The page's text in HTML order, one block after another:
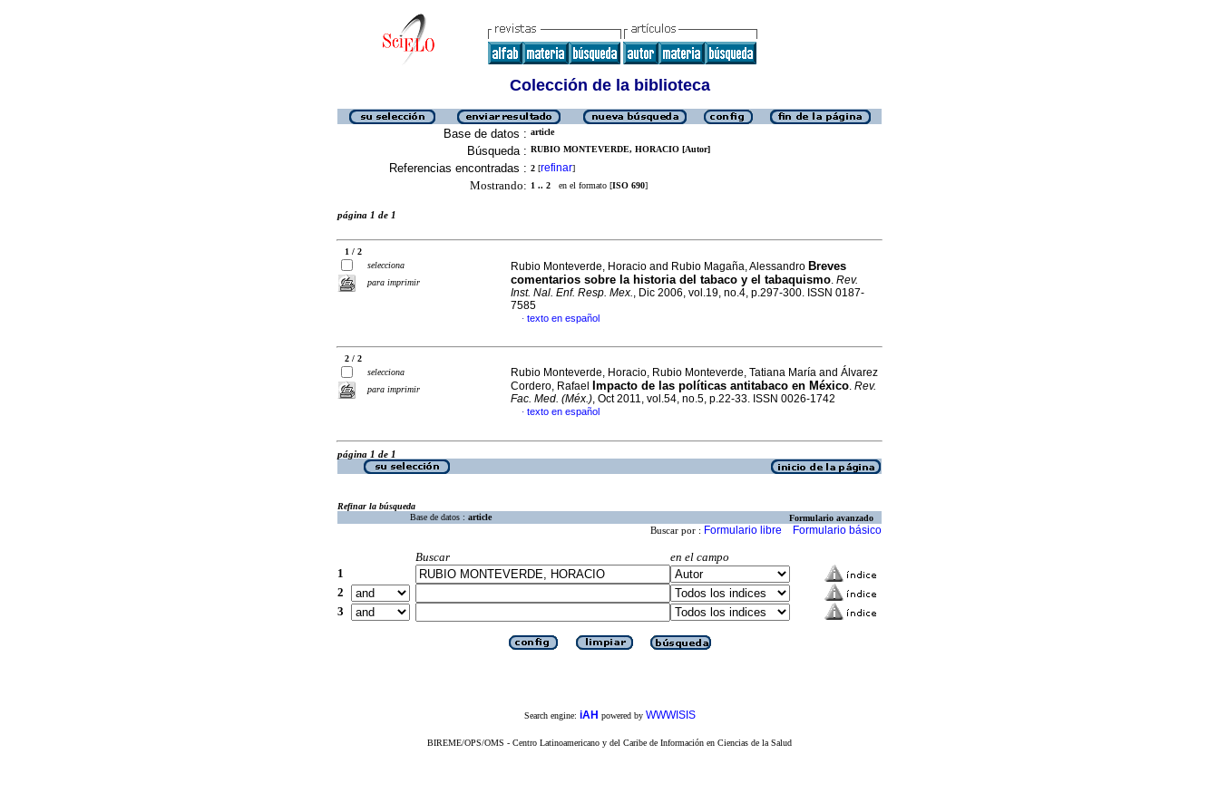
Colección de la biblioteca
Base de datos : article
Búsqueda : RUBIO MONTEVERDE, HORACIO [Autor]
Referencias encontradas : 2 [refinar]
Mostrando: 1 .. 2 en el formato [ISO 690]
página 1 de 1
1 / 2
selecciona
para imprimir
Rubio Monteverde, Horacio and Rubio Magaña, Alessandro Breves
comentarios sobre la historia del tabaco y el tabaquismo. Rev.
Inst. Nal. Enf. Resp. Mex., Dic 2006, vol.19, no.4, p.297-300. ISSN 0187-
7585
· texto en español
2 / 2
selecciona
para imprimir
Rubio Monteverde, Horacio, Rubio Monteverde, Tatiana María and Álvarez
Cordero, Rafael
Impacto de las políticas antitabaco en México. Rev.
Fac. Med. (Méx.), Oct 2011, vol.54, no.5, p.22-33. ISSN 0026-1742
· texto en español
página 1 de 1
Refinar la búsqueda
Base de datos : article Formulario avanzado
Buscar por : Formulario libre Formulario básico
Buscar
en el campo
1
2
3
Search engine: iAH powered by WWWISIS
BIREME/OPS/OMS - Centro Latinoamericano y del Caribe de Información en Ciencias de la Salud